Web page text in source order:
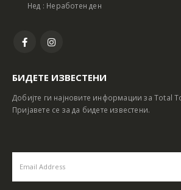
Нед : Неработен ден
БИДЕТЕ ИЗВЕСТЕНИ
Добијте ги најновите информации за Total
Пријавете се за да бидете известени.